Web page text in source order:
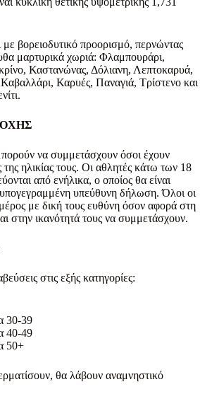
με βορειοδυτικό προορισμό, περνώντας
μαρτυρικά χωριά: Φλαμπουράρι,
Καστανώνας, Δόλιανη, Λεπτοκαρυά,
Καρυές, Παναγιά, Τρίστενο και
να συμμετάσχουν όσοι έχουν
ηλικίας τους. Οι αθλητές κάτω των 18
από ενήλικα, ο οποίος θα είναι
υπεύθυνη δήλωση. Όλοι οι
με δική τους ευθύνη όσον αφορά στη
στην ικανότητά τους να συμμετάσχουν.
στις εξής κατηγορίες:
30-39
40-49
50+
θα λάβουν αναμνηστικό